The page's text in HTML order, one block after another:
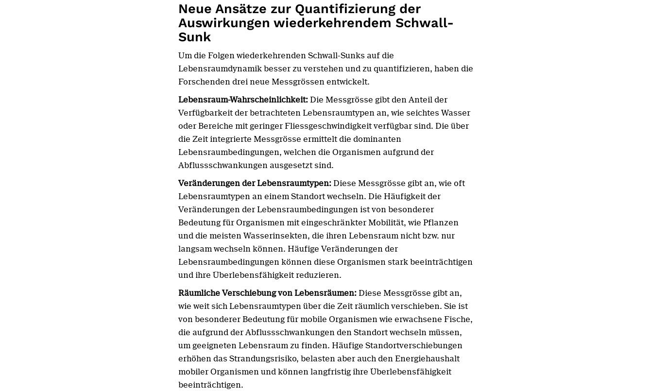
Neue Ansätze zur Quantifizierung der
Auswirkungen wiederkehrendem Schwall-
Sunk
Um die Folgen wiederkehrenden Schwall-Sunks auf die
Lebensraumdynamik besser zu verstehen und zu quantifizieren, haben die
Forschenden drei neue Messgrössen entwickelt.
Lebensraum-Wahrscheinlichkeit: Die Messgrösse gibt den Anteil der
Verfügbarkeit der betrachteten Lebensraumtypen an, wie seichtes Wasser
oder Bereiche mit geringer Fliessgeschwindigkeit verfügbar sind. Die über
die Zeit integrierte Messgrösse ermittelt die dominanten
Lebensraumbedingungen, welchen die Organismen aufgrund der
Abflussschwankungen ausgesetzt sind.
Veränderungen der Lebensraumtypen: Diese Messgrösse gibt an, wie oft
Lebensraumtypen an einem Standort wechseln. Die Häufigkeit der
Veränderungen der Lebensraumbedingungen ist von besonderer
Bedeutung für Organismen mit eingeschränkter Mobilität, wie Pflanzen
und die meisten Wasserinsekten, die ihren Lebensraum nicht bzw. nur
langsam wechseln können. Häufige Veränderungen der
Lebensraumbedingungen können diese Organismen stark beeinträchtigen
und ihre Überlebensfähigkeit reduzieren.
Räumliche Verschiebung von Lebensräumen: Diese Messgrösse gibt an,
wie weit sich Lebensraumtypen über die Zeit räumlich verschieben. Sie ist
von besonderer Bedeutung für mobile Organismen wie erwachsene Fische,
die aufgrund der Abflussschwankungen den Standort wechseln müssen,
um geeigneten Lebensraum zu finden. Häufige Standortverschiebungen
erhöhen das Strandungsrisiko, belasten aber auch den Energiehaushalt
mobiler Organismen und können langfristig ihre Überlebensfähigkeit
beeinträchtigen.